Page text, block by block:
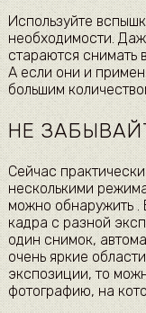
Используйте
необходимости.
стараются снимать
А если они и
большим
НЕ
Сейчас
несколькими
можно обнаружить
кадра с разной
один снимок,
очень яркие
экспозиции, то
фотографию, на